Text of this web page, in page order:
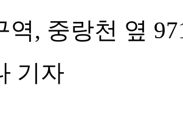
역, 중랑천 옆
기자